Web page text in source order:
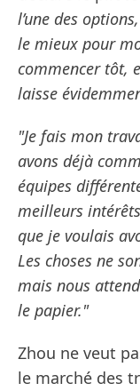
l’une des
le mieux pour
commencer tôt,
laisse
"Je fais mon
avons déjà
équipes
meilleurs
que je voulais
Les choses ne
mais nous
le papier."
Zhou ne veut
le marché des